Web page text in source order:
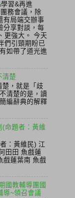
學習&再進
務會議，除
有局端交辦事
分享對談，每
更強大。 今天
們引頸期盼已
如帶了道光進
清楚
楚，就是「歧
清楚的是，讀
編辭典的解釋
(命題者：黃維
：黃維民) 江
田田 魚戲蓮
戲蓮葉南 魚戲
國教輔導團國
導~領召會議